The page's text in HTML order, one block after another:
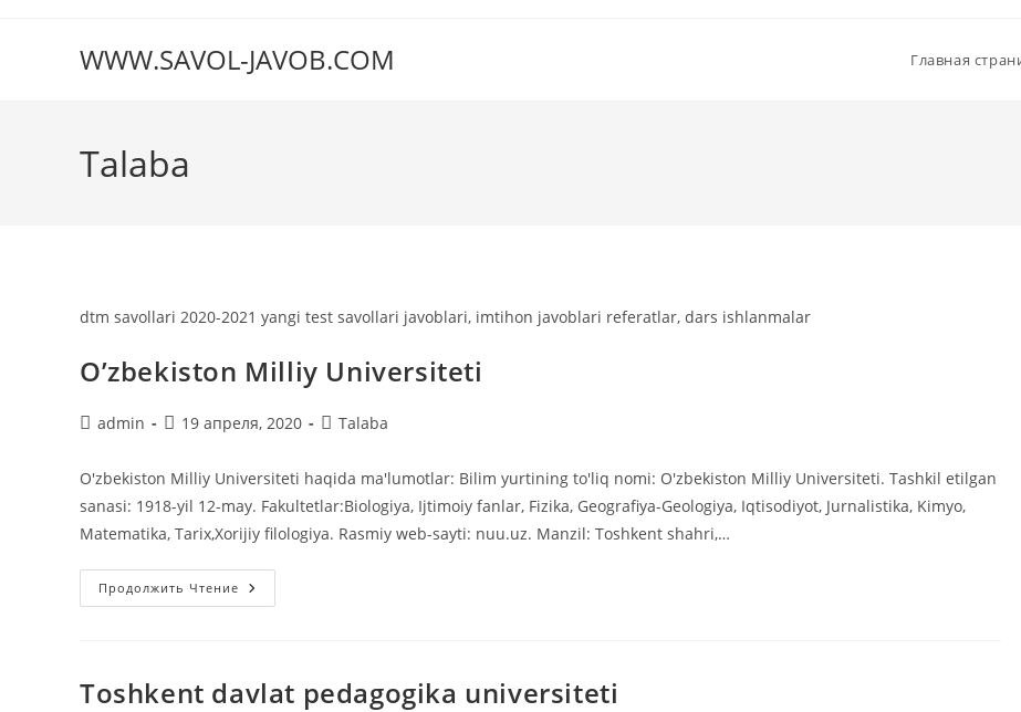
содержимомуWWW.SAVOL-JAVOB.COM Главная
Talaba
dtm savollari 2020-2021 yangi test savollari javoblari, imtihon javoblari referatlar, dars ishlanmalar
O’zbekiston Milliy Universiteti
Автор
admin
Запись
19 апреля, 2020
Рубрика
Talaba
O'zbekiston Milliy Universiteti haqida ma'lumotlar: Bilim yurtining to'liq nomi: O'zbekiston Milliy Universiteti. Tashkil etilgan
sanasi: 1918-yil 12-may. Fakultetlar:Biologiya, Ijtimoiy fanlar, Fizika, Geografiya-Geologiya, Iqtisodiyot, Jurnalistika, Kimyo,
Matematika, Tarix,Xorijiy filologiya. Rasmiy web-sayti: nuu.uz. Manzil: Toshkent shahri,…
Продолжить Чтение O’zbekiston
Milliy
Toshkent davlat pedagogika universiteti